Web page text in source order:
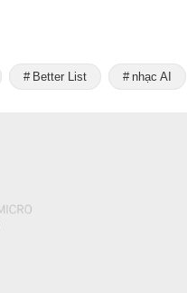
Better List nhạc AI